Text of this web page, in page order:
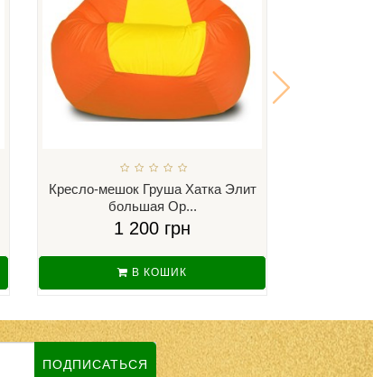
Кресло-мешок Груша Хатка Элит
большая Ор...
1 200 грн
В КОШИК
ПОДПИСАТЬСЯ